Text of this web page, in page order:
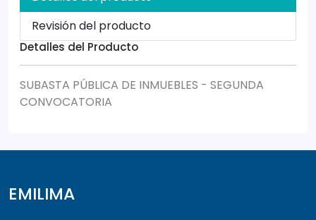
Revisión del producto
Detalles del Producto
SUBASTA PÚBLICA DE INMUEBLES - SEGUNDA
CONVOCATORIA
EMILIMA